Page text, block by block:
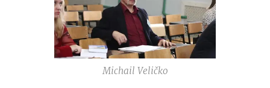
Michail Veličko